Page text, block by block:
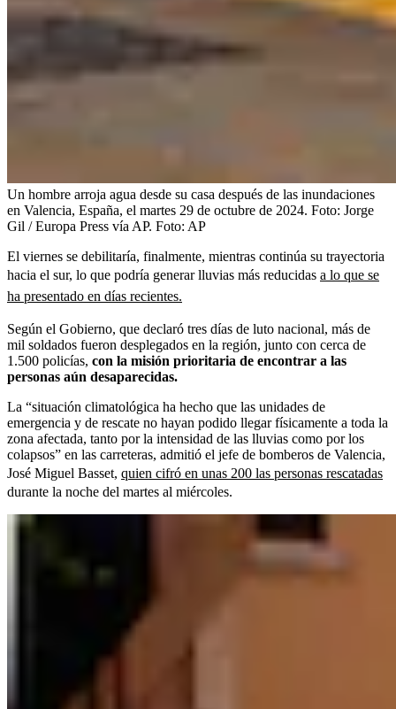
Un hombre arroja agua desde su casa después de las inundaciones
en Valencia, España, el martes 29 de octubre de 2024. Foto: Jorge
Gil / Europa Press vía AP. Foto: AP
El viernes se debilitaría, finalmente, mientras continúa su trayectoria
hacia el sur, lo que podría generar lluvias más reducidas a lo que se
ha presentado en días recientes.
Según el Gobierno, que declaró tres días de luto nacional, más de
mil soldados fueron desplegados en la región, junto con cerca de
1.500 policías, con la misión prioritaria de encontrar a las
personas aún desaparecidas.
La “situación climatológica ha hecho que las unidades de
emergencia y de rescate no hayan podido llegar físicamente a toda la
zona afectada, tanto por la intensidad de las lluvias como por los
colapsos” en las carreteras, admitió el jefe de bomberos de Valencia,
José Miguel Basset, quien cifró en unas 200 las personas rescatadas
durante la noche del martes al miércoles.